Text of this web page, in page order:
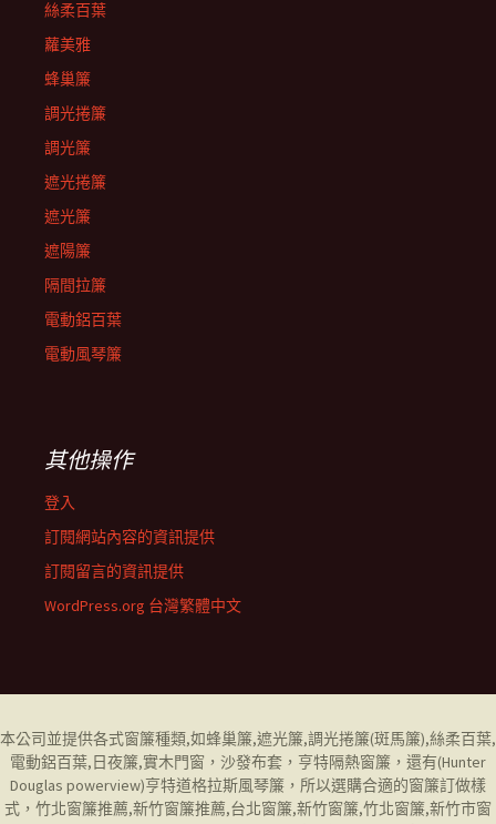
絲柔百葉
蘿美雅
蜂巢簾
調光捲簾
調光簾
遮光捲簾
遮光簾
遮陽簾
隔間拉簾
電動鋁百葉
電動風琴簾
其他操作
登入
訂閱網站內容的資訊提供
訂閱留言的資訊提供
WordPress.org 台灣繁體中文
本公司並提供各式窗簾種類,如蜂巢簾,遮光簾,調光捲簾(斑馬簾),絲柔百葉,
電動鋁百葉,日夜簾,實木門窗， 沙發布套 ， 亨特隔熱窗簾 ，還有(Hunter
Douglas powerview)亨特道格拉斯風琴簾 ，所以選購合適的窗簾訂做樣
式， 竹北窗簾推薦,新竹窗簾推薦,台北窗簾,新竹窗簾,竹北窗簾,新竹市窗